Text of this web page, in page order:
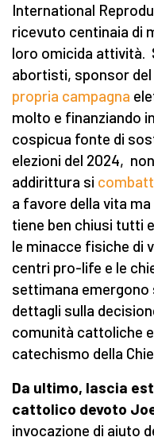
International
ricevuto centinaia di
loro omicida attività.
abortisti, sponsor
propria campagna
molto e finanziando
cospicua fonte di
elezioni del 2024,
addirittura si
a favore della vita
tiene ben chiusi tutti
le minacce fisiche di
centri pro-life e le
settimana emergono
dettagli sulla
comunità cattoliche
catechismo della
Da ultimo, lascia
cattolico devoto
invocazione di aiuto